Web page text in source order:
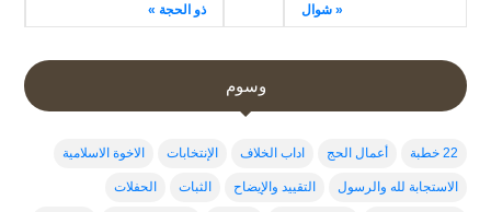
« شوال ذو الحجة »
وسوم
22 خطبة أعمال الحج اداب الخلاف الإنتخابات الاخوة الاسلامية
الاستجابة لله والرسول التقييد والإيضاح الثبات الحفلات